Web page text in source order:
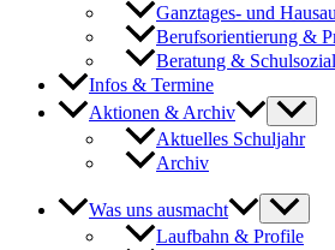
Ganztages- und
Berufsorientierung &
Beratung &
Infos & Termine
Aktionen & Archiv
Aktuelles Schuljahr
Archiv
Was uns ausmacht
Laufbahn & Profile